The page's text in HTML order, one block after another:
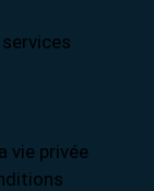
vie privée